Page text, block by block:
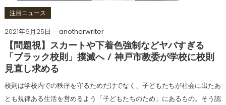
注目ニュース
2021年6月25日
anotherwriter
【問題視】スカートや下着色強制などヤバすぎる
「ブラック校則」撲滅へ / 神戸市教委が学校に校則
見直し求める
校則は学校内での秩序を守るためだけでなく、子どもたちが社会に出たあ
とも規律ある生活を営めるよう「子どもたちのため」にあるもの。そう認